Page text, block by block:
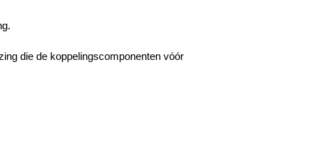
die de koppelingscomponenten vóór